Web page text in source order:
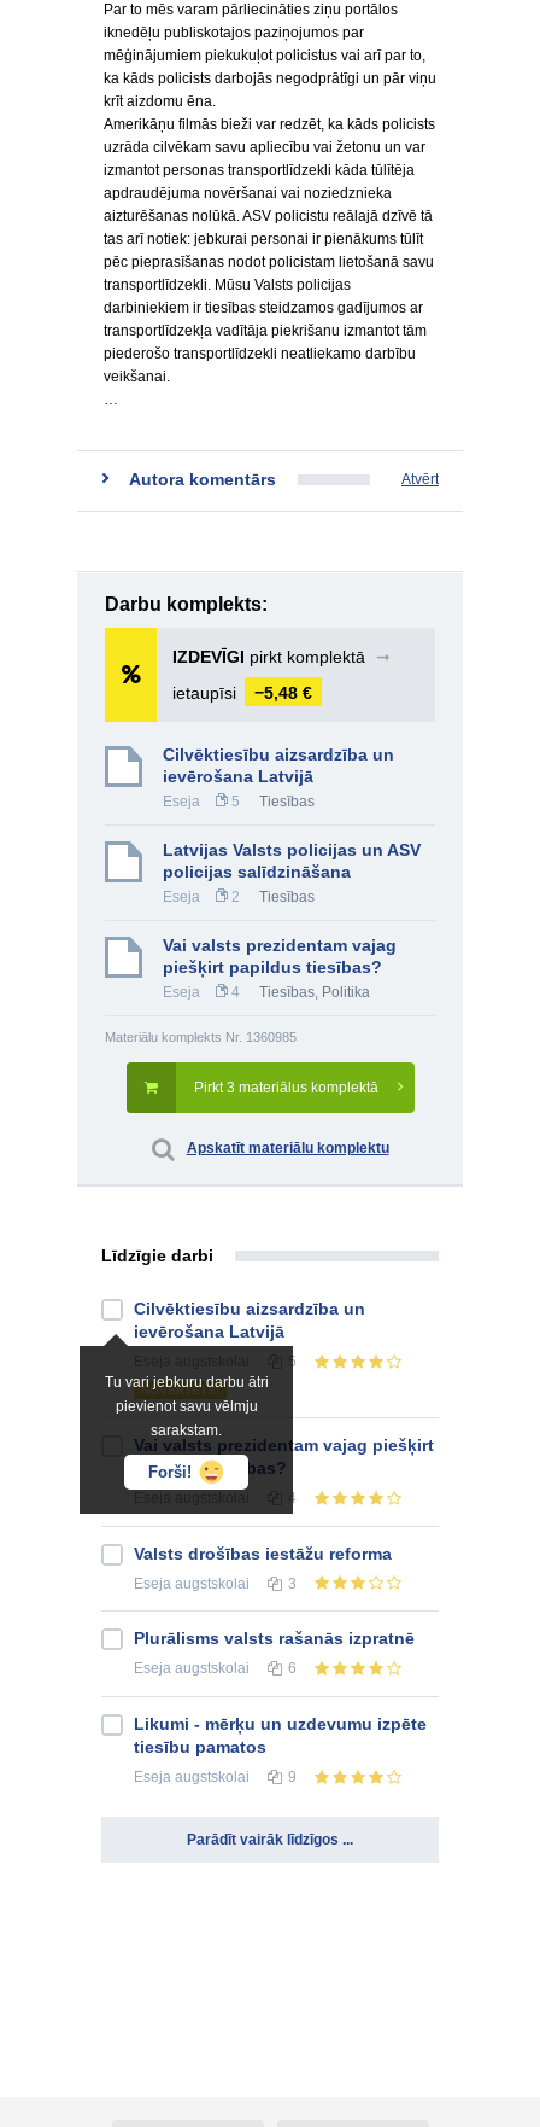
Par to mēs varam pārliecināties ziņu portālos
iknedēļu publiskotajos paziņojumos par
mēģinājumiem piekukuļot policistus vai arī par to,
ka kāds policists darbojās negodprātīgi un pār viņu
krīt aizdomu ēna.
Amerikāņu filmās bieži var redzēt, ka kāds policists
uzrāda cilvēkam savu apliecību vai žetonu un var
izmantot personas transportlīdzekli kāda tūlītēja
apdraudējuma novēršanai vai noziedznieka
aizturēšanas nolūkā. ASV policistu reālajā dzīvē tā
tas arī notiek: jebkurai personai ir pienākums tūlīt
pēc pieprasīšanas nodot policistam lietošanā savu
transportlīdzekli. Mūsu Valsts policijas
darbiniekiem ir tiesības steidzamos gadījumos ar
transportlīdzekļa vadītāja piekrišanu izmantot tām
piederošo transportlīdzekli neatliekamo darbību
veikšanai.
…
Autora komentārs Atvērt
Darbu komplekts:
IZDEVĪGI pirkt komplektā
➞
ietaupīsi
−5,48 €
Cilvēktiesību aizsardzība un
ievērošana Latvijā
Eseja 5 Tiesības
Latvijas Valsts policijas un ASV
policijas salīdzināšana
Eseja 2 Tiesības
Vai valsts prezidentam vajag
piešķirt papildus tiesības?
Eseja 4 Tiesības, Politika
Materiālu komplekts Nr. 1360985
Pirkt 3 materiālus komplektā
Apskatīt materiālu komplektu
Līdzīgie darbi
Tu vari jebkuru darbu ātri
pievienot savu vēlmju
sarakstam.
Forši!
Cilvēktiesību aizsardzība un
ievērošana Latvijā
5
NOVĒRTĒTS!
Vai valsts prezidentam vajag piešķirt
papildus tiesības?
4
Valsts drošības iestāžu reforma
Eseja augstskolai 3
Plurālisms valsts rašanās izpratnē
Eseja augstskolai 6
Likumi - mērķu un uzdevumu izpēte
tiesību pamatos
Eseja augstskolai 9
Parādīt vairāk līdzīgos ...